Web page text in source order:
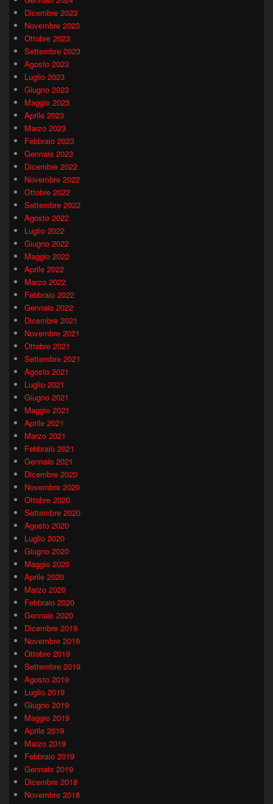
Dicembre 2023
Novembre 2023
Ottobre 2023
Settembre 2023
Agosto 2023
Luglio 2023
Giugno 2023
Maggio 2023
Aprile 2023
Marzo 2023
Febbraio 2023
Gennaio 2023
Dicembre 2022
Novembre 2022
Ottobre 2022
Settembre 2022
Agosto 2022
Luglio 2022
Giugno 2022
Maggio 2022
Aprile 2022
Marzo 2022
Febbraio 2022
Gennaio 2022
Dicembre 2021
Novembre 2021
Ottobre 2021
Settembre 2021
Agosto 2021
Luglio 2021
Giugno 2021
Maggio 2021
Aprile 2021
Marzo 2021
Febbraio 2021
Gennaio 2021
Dicembre 2020
Novembre 2020
Ottobre 2020
Settembre 2020
Agosto 2020
Luglio 2020
Giugno 2020
Maggio 2020
Aprile 2020
Marzo 2020
Febbraio 2020
Gennaio 2020
Dicembre 2019
Novembre 2019
Ottobre 2019
Settembre 2019
Agosto 2019
Luglio 2019
Giugno 2019
Maggio 2019
Aprile 2019
Marzo 2019
Febbraio 2019
Gennaio 2019
Dicembre 2018
Novembre 2018